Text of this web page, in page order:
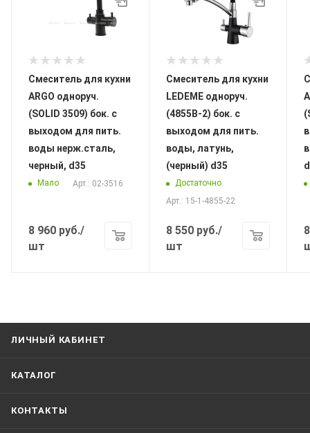
Смеситель для кухни
ARGO одноруч.
(SOLID 3509) бок. с
выходом для пить.
воды нерж.сталь,
черный, d35
Мало Арт.: 02-3516
8 960 руб./
шт
Смеситель для кухни
LEDEME одноруч.
(4855В-2) бок. с
выходом для пить.
воды, латунь,
(черный) d35
Достаточно
Арт.: 15-1-4855-22
8 550 руб./
шт
ЛИЧНЫЙ КАБИНЕТ
КАТАЛОГ
КОНТАКТЫ